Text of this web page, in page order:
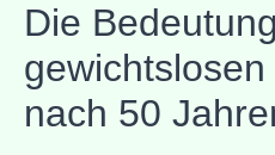
Die
nach 50